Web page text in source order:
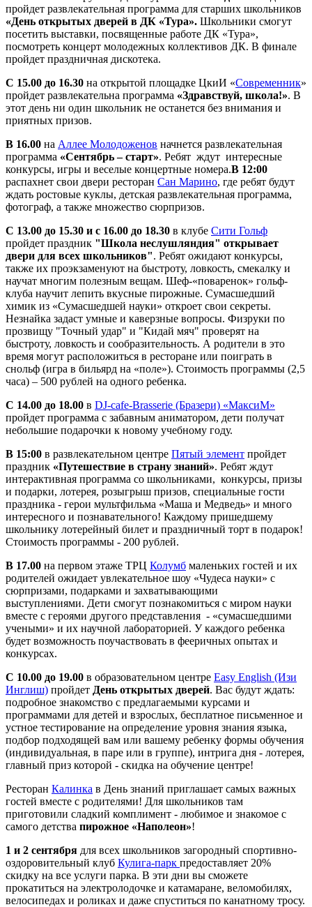
пройдет развлекательная программа для старших школьников
«День открытых дверей в ДК «Тура». Школьники смогут
посетить выставки, посвященные работе ДК «Тура»,
посмотреть концерт молодежных коллективов ДК. В финале
пройдет праздничная дискотека.
С 15.00 до 16.30 на открытой площадке ЦкиИ «Современник»
пройдет развлекательна программа «Здравствуй, школа!». В
этот день ни один школьник не останется без внимания и
приятных призов.
В 16.00 на Аллее Молодоженов начнется развлекательная
программа «Сентябрь – старт». Ребят ждут интересные
конкурсы, игры и веселые концертные номера.В 12:00
распахнет свои двери ресторан Сан Марино, где ребят будут
ждать ростовые куклы, детская развлекательная программа,
фотограф, а также множество сюрпризов.
С 13.00 до 15.30 и с 16.00 до 18.30 в клубе Сити Гольф
пройдет праздник "Школа неслушляндия" открывает
двери для всех школьников". Ребят ожидают конкурсы,
также их проэкзаменуют на быстроту, ловкость, смекалку и
научат многим полезным вещам. Шеф-«поваренок» гольф-
клуба научит лепить вкусные пирожные. Сумасшедший
химик из «Сумасшедшей науки» откроет свои секреты.
Незнайка задаст умные и каверзные вопросы. Физруки по
прозвищу "Точный удар" и "Кидай мяч" проверят на
быстроту, ловкость и сообразительность. А родители в это
время могут расположиться в ресторане или поиграть в
снольф (игра в бильярд на «поле»). Стоимость программы (2,5
часа) – 500 рублей на одного ребенка.
С 14.00 до 18.00 в DJ-cafe-Brasserie (Бразери) «МаксиМ»
пройдет программа с забавным аниматором, дети получат
небольшие подарочки к новому учебному году.
В 15:00 в развлекательном центре Пятый элемент пройдет
праздник «Путешествие в страну знаний». Ребят ждут
интерактивная программа со школьниками, конкурсы, призы
и подарки, лотерея, розыгрыш призов, специальные гости
праздника - герои мультфильма «Маша и Медведь» и много
интересного и познавательного! Каждому пришедшему
школьнику лотерейный билет и праздничный торт в подарок!
Стоимость программы - 200 рублей.
В 17.00 на первом этаже ТРЦ Колумб маленьких гостей и их
родителей ожидает увлекательное шоу «Чудеса науки» с
сюрпризами, подарками и захватывающими
выступлениями. Дети смогут познакомиться с миром науки
вместе с героями другого представления - «сумасшедшими
учеными» и их научной лабораторией. У каждого ребенка
будет возможность поучаствовать в фееричных опытах и
конкурсах.
С 10.00 до 19.00 в образовательном центре Easy English (Изи
Инглиш) пройдет День открытых дверей. Вас будут ждать:
подробное знакомство с предлагаемыми курсами и
программами для детей и взрослых, бесплатное письменное и
устное тестирование на определение уровня знания языка,
подбор подходящей вам или вашему ребенку формы обучения
(индивидуальная, в паре или в группе), интрига дня - лотерея,
главный приз которой - скидка на обучение центре!
Ресторан Калинка в День знаний приглашает самых важных
гостей вместе с родителями! Для школьников там
приготовили сладкий комплимент - любимое и знакомое с
самого детства пирожное «Наполеон»!
1 и 2 сентября для всех школьников загородный спортивно-
оздоровительный клуб Кулига-парк предоставляет 20%
скидку на все услуги парка. В эти дни вы сможете
прокатиться на электролодочке и катамаране, веломобилях,
велосипедах и роликах и даже спуститься по канатному тросу.